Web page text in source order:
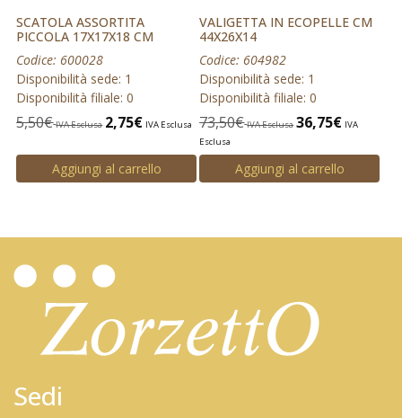
SCATOLA ASSORTITA
PICCOLA 17X17X18 CM
Codice: 600028
Disponibilità sede: 1
Disponibilità filiale: 0
5,50€ IVA Esclusa 2,75€ IVA Esclusa
Aggiungi al carrello
VALIGETTA IN ECOPELLE CM
44X26X14
Codice: 604982
Disponibilità sede: 1
Disponibilità filiale: 0
73,50€ IVA Esclusa 36,75€ IVA
Esclusa
Aggiungi al carrello
Sedi